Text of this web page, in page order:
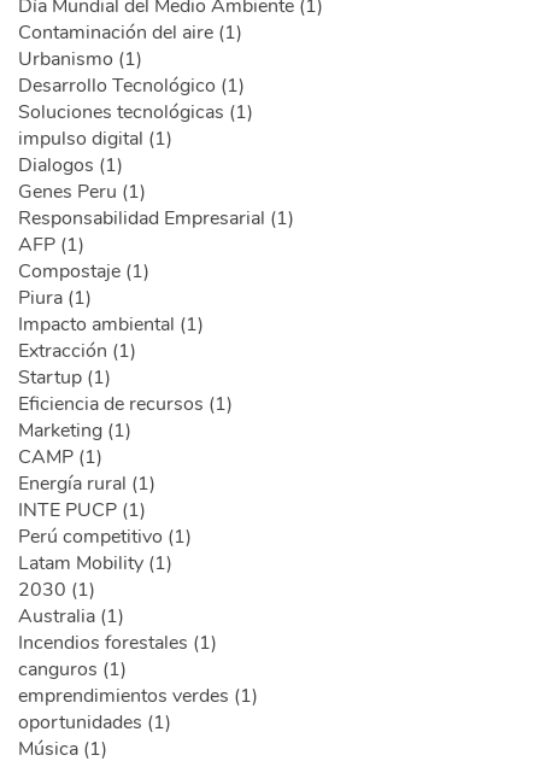
Día Mundial del Medio Ambiente (1)
Contaminación del aire (1)
Urbanismo (1)
Desarrollo Tecnológico (1)
Soluciones tecnológicas (1)
impulso digital (1)
Dialogos (1)
Genes Peru (1)
Responsabilidad Empresarial (1)
AFP (1)
Compostaje (1)
Piura (1)
Impacto ambiental (1)
Extracción (1)
Startup (1)
Eficiencia de recursos (1)
Marketing (1)
CAMP (1)
Energía rural (1)
INTE PUCP (1)
Perú competitivo (1)
Latam Mobility (1)
2030 (1)
Australia (1)
Incendios forestales (1)
canguros (1)
emprendimientos verdes (1)
oportunidades (1)
Música (1)